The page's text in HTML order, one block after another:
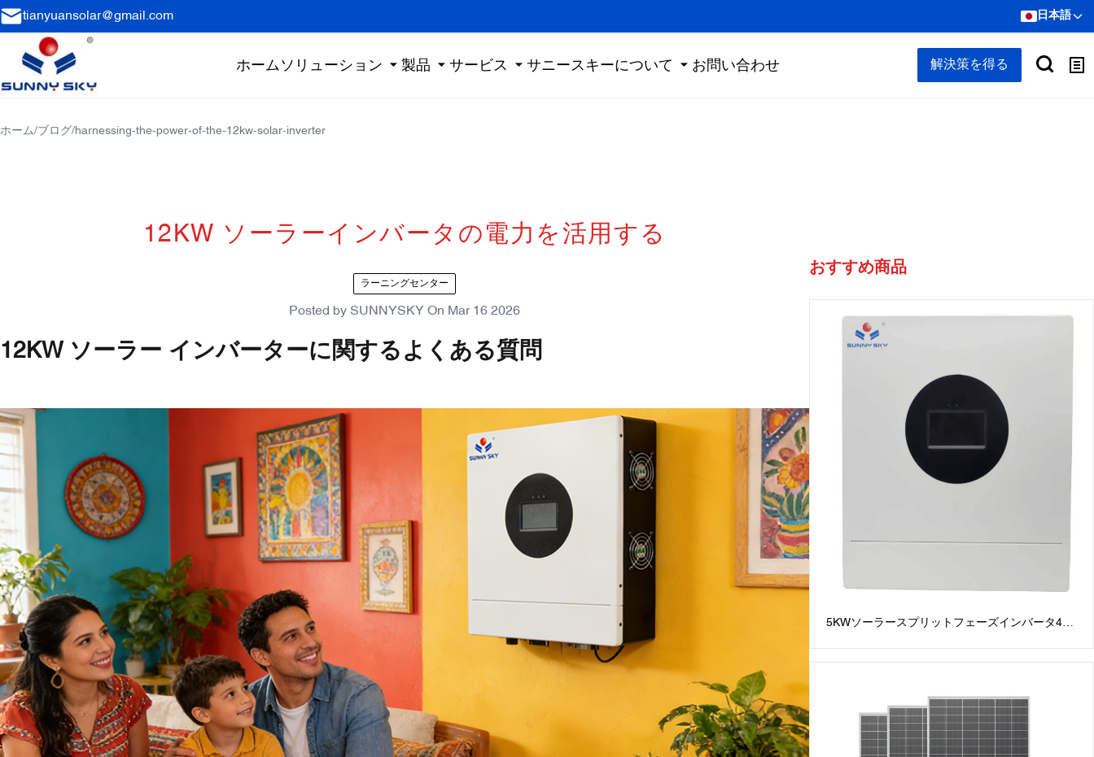
tianyuansolar@gmail.com 日本語
ホームソリューション 製品 サービス サニースキーについて お問い合わせ 解決策を得る
ホーム/ブログ/harnessing-the-power-of-the-12kw-solar-inverter
12KW ソーラーインバータの電力を活用する
ラーニングセンター
Posted by SUNNYSKY On Mar 16 2026
12KW ソーラー インバーターに関するよくある質問
おすすめ商品
5KWソーラースプリットフェーズインバータ48V